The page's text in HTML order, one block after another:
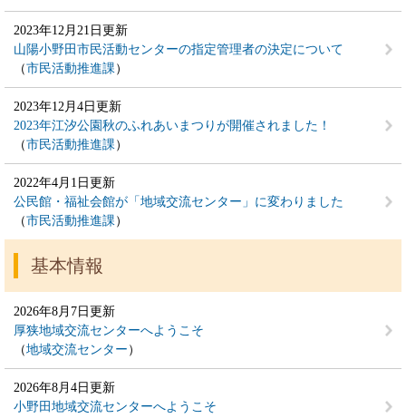
2023年12月21日更新
山陽小野田市民活動センターの指定管理者の決定について
市民活動推進課
2023年12月4日更新
2023年江汐公園秋のふれあいまつりが開催されました！
市民活動推進課
2022年4月1日更新
公民館・福祉会館が「地域交流センター」に変わりました
市民活動推進課
基本情報
2026年8月7日更新
厚狭地域交流センターへようこそ
地域交流センター
2026年8月4日更新
小野田地域交流センターへようこそ